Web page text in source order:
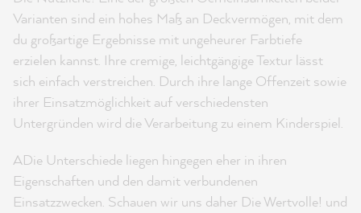
Varianten sind ein hohes Maß an Deckvermögen, mit dem
du großartige Ergebnisse mit ungeheurer Farbtiefe
erzielen kannst. Ihre cremige, leichtgängige Textur lässt
sich einfach verstreichen. Durch ihre lange Offenzeit sowie
ihrer Einsatzmöglichkeit auf verschiedensten
Untergründen wird die Verarbeitung zu einem Kinderspiel.
ADie Unterschiede liegen hingegen eher in ihren
Eigenschaften und den damit verbundenen
Einsatzzwecken. Schauen wir uns daher Die Wertvolle! und